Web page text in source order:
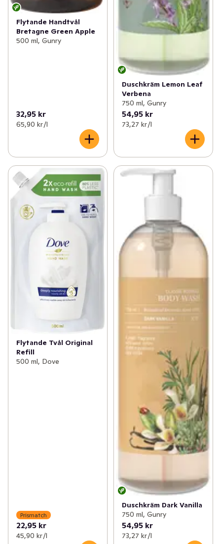
Flytande Handtvål
Bretagne Green Apple
500 ml, Gunry
32,95 kr
65,90 kr /l
Duschkräm Lemon Leaf
Verbena
750 ml, Gunry
54,95 kr
73,27 kr /l
Flytande Tvål Original
Refill
500 ml, Dove
Prismatch
22,95 kr
45,90 kr /l
Duschkräm Dark Vanilla
750 ml, Gunry
54,95 kr
73,27 kr /l